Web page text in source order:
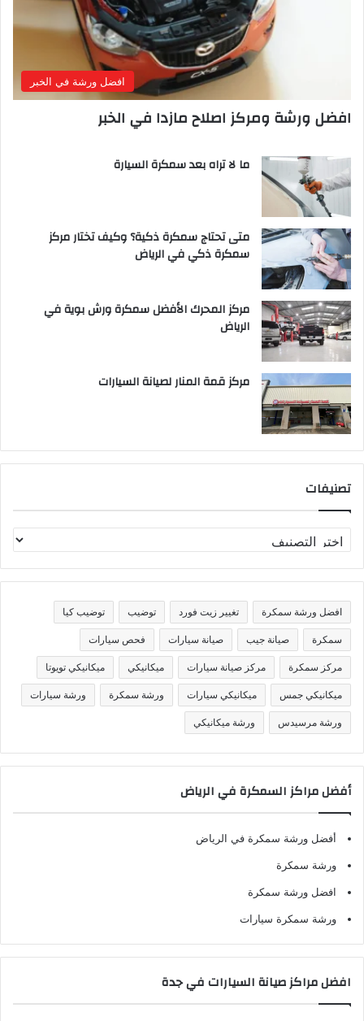
افضل ورشة في الخبر
افضل ورشة ومركز اصلاح مازدا في الخبر
ما لا تراه بعد سمكرة السيارة
متى تحتاج سمكرة ذكية؟ وكيف تختار مركز
سمكرة ذكي في الرياض
مركز المحرك الأفضل سمكرة ورش بوية في
الرياض
مركز قمة المنار لصيانة السيارات
تصنيفات
ص
ن
ف
ا
افضل ورشة سمكرة تغيير زيت فورد توضيب توضيب كيا
سمكرة صيانة جيب صيانة سيارات فحص سيارات
مركز سمكرة مركز صيانة سيارات ميكانيكي ميكانيكي تويوتا
ميكانيكي جمس ميكانيكي سيارات ورشة سمكرة ورشة سيارات
ورشة مرسيدس ورشة ميكانيكي
أفضل مراكز السمكرة في الرياض
أفضل ورشة سمكرة في الرياض
ورشة سمكرة
افضل ورشة سمكرة
ورشة سمكرة سيارات
افضل مراكز صيانة السيارات في جدة